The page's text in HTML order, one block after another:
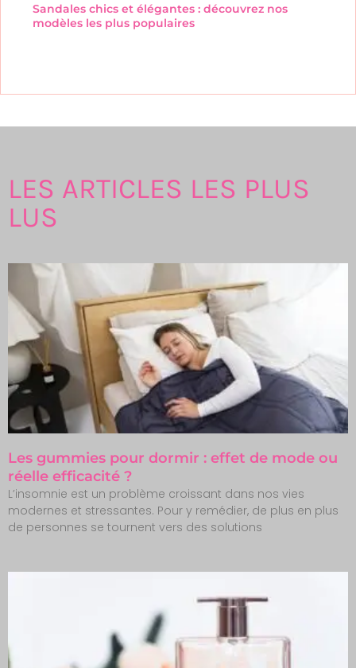
Sandales chics et élégantes : découvrez nos
modèles les plus populaires
LES ARTICLES LES PLUS
LUS
Les gummies pour dormir : effet de mode ou
réelle efficacité ?
L’insomnie est un problème croissant dans nos vies
modernes et stressantes. Pour y remédier, de plus en plus
de personnes se tournent vers des solutions